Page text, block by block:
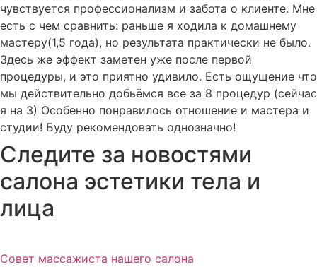
чувствуется профессионализм и забота о клиенте. Мне
есть с чем сравнить: раньше я ходила к домашнему
мастеру(1,5 года), но результата практически не было.
Здесь же эффект заметен уже после первой
процедуры, и это приятно удивило. Есть ощущение что
мы действительно добьёмся все за 8 процедур (сейчас
я на 3) Особенно понравилось отношение и мастера и
студии! Буду рекомендовать однозначно!
Следите за новостями
салона эстетики тела и
лица
Совет массажиста нашего салона